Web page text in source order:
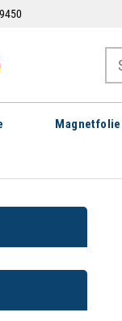
Magnetfolie